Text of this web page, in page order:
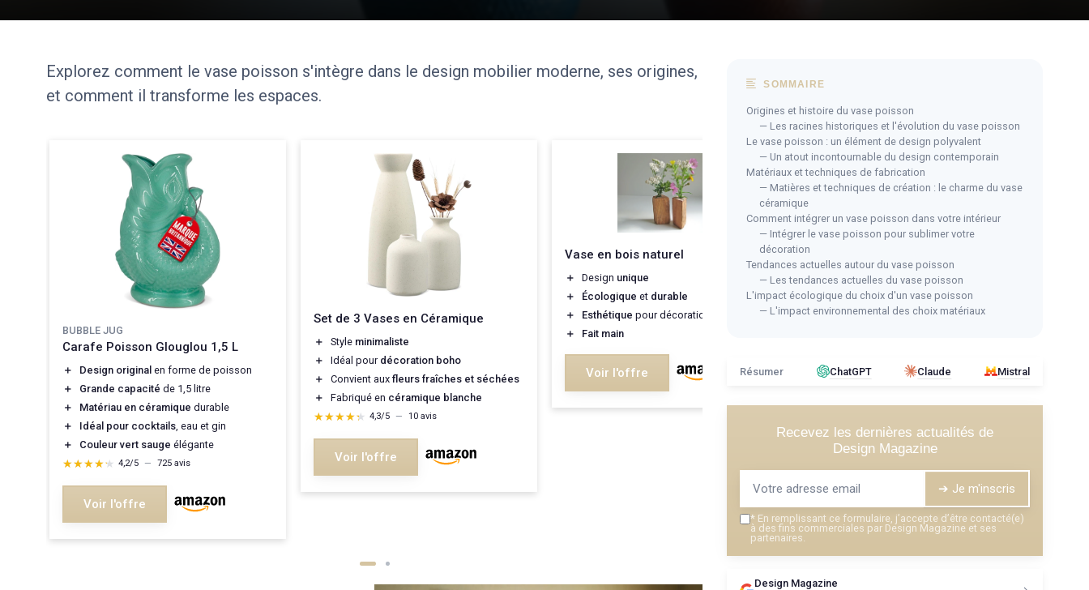
Explorez comment le vase poisson s'intègre dans le design mobilier moderne, ses origines,
et comment il transforme les espaces.
BUBBLE JUG
Carafe Poisson Glouglou 1,5 L
＋ Design original en forme de poisson
＋
Grande capacité de 1,5 litre
＋
Matériau en céramique durable
＋
Idéal pour cocktails , eau et gin
＋
Couleur vert sauge élégante
★★★★★
★★★★★ 4,2/5 — 725 avis
Voir l'offre
Set de 3 Vases en Céramique
＋ Style minimaliste
＋
Idéal pour décoration boho
＋
Convient aux fleurs fraîches et séchées
＋
Fabriqué en céramique blanche
★★★★★
★★★★★ 4,3/5 — 10 avis
Voir l'offre
Vase en bois naturel
＋ Design unique
＋
Écologique et durable
＋
Esthétique pour décoration intérieure
＋
Fait main
Voir l'offre
Bocal à Poissons Ronde en Verre
＋ Écologiquepour aquarium et terrarium
＋ Polyvalent
: peut être utilisé comme vase
＋ Différentes taillesdisponibles
Voir l'offre
SOMMAIRE
Origines et histoire du vase poisson
— Les racines historiques et l'évolution du vase poisson
Le vase poisson : un élément de design polyvalent
— Un atout incontournable du design contemporain
Matériaux et techniques de fabrication
— Matières et techniques de création : le charme du vase
céramique
Comment intégrer un vase poisson dans votre intérieur
— Intégrer le vase poisson pour sublimer votre
décoration
Tendances actuelles autour du vase poisson
— Les tendances actuelles du vase poisson
L'impact écologique du choix d'un vase poisson
— L'impact environnemental des choix matériaux
Résumer ChatGPT Claude Mistral
Recevez les dernières actualités de
Design Magazine
➔ Je m'inscris
* En remplissant ce formulaire, j’accepte d’être contacté(e)
à des fins commerciales par Design Magazine et ses
partenaires.
Design Magazine